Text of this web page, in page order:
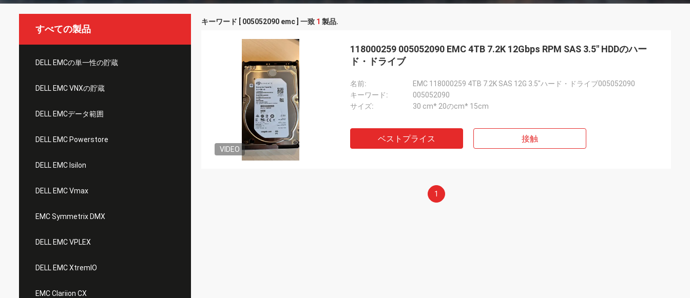
すべての製品
DELL EMCの単一性の貯蔵
DELL EMC VNXの貯蔵
DELL EMCデータ範囲
DELL EMC Powerstore
DELL EMC Isilon
DELL EMC Vmax
EMC Symmetrix DMX
DELL EMC VPLEX
DELL EMC XtremIO
EMC Clariion CX
キーワード [ 005052090 emc ] 一致 1 製品.
VIDEO
118000259 005052090 EMC 4TB 7.2K 12Gbps RPM SAS 3.5" HDDのハー
ド・ドライブ
名前:
EMC 118000259 4TB 7.2K SAS 12G 3.5"ハード・ドライブ005052090
キーワード:
005052090
サイズ:
30 cm* 20のcm* 15cm
ベストプライス 接触
1